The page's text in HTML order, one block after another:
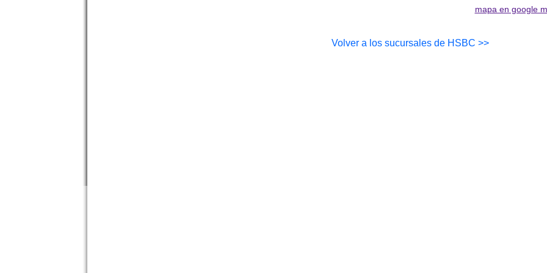
mapa en google
Volver a los sucursales de HSBC >>